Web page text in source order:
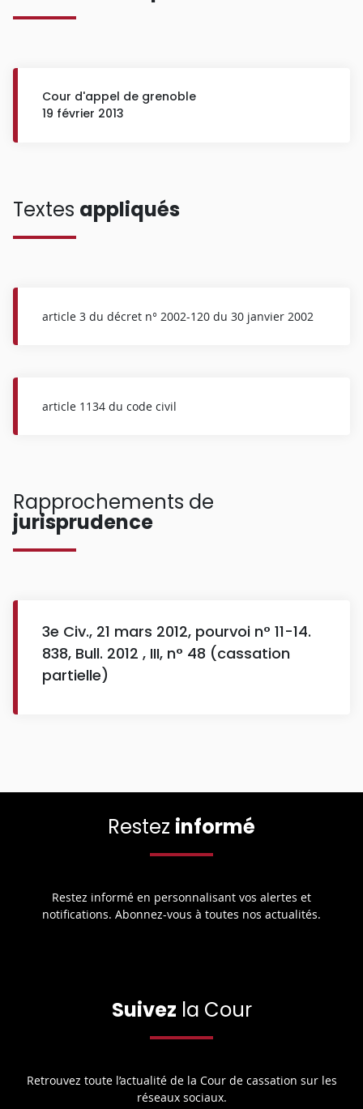
Cour d'appel de grenoble
19 février 2013
Textes appliqués
article 3 du décret n° 2002-120 du 30 janvier 2002
article 1134 du code civil
Rapprochements de
jurisprudence
3e Civ., 21 mars 2012, pourvoi n° 11-14.
838, Bull. 2012 , III, n° 48 (cassation
partielle)
Restez informé
Restez informé en personnalisant vos alertes et
notifications. Abonnez-vous à toutes nos actualités.
Suivez la Cour
Retrouvez toute l’actualité de la Cour de cassation sur les
réseaux sociaux.